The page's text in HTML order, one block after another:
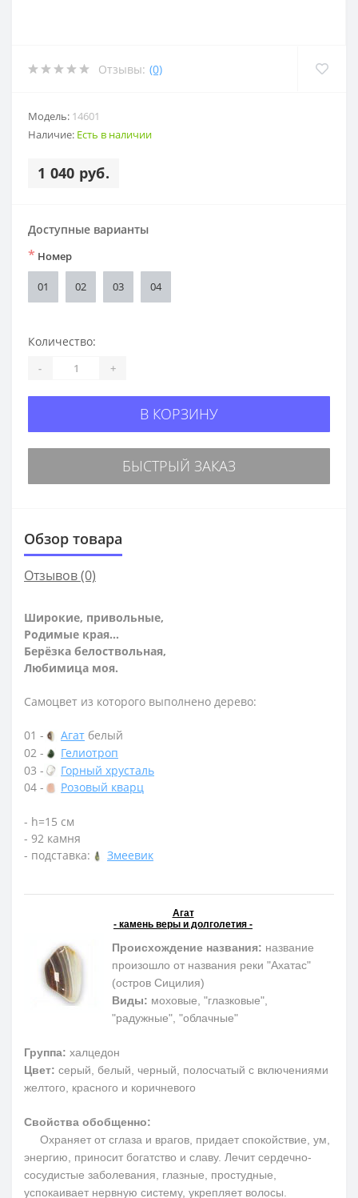
Отзывы: (0)
Модель: 14601
Наличие: Есть в наличии
1 040 руб.
Доступные варианты
* Номер
01 02 03 04
Количество:
- +
В КОРЗИНУ
БЫСТРЫЙ ЗАКАЗ
Обзор товара
Отзывов (0)
Широкие, привольные,
Родимые края…
Берёзка белоствольная,
Любимица моя.
Самоцвет из которого выполнено дерево:
01 - Агат белый
02 -
Гелиотроп
03 -
Горный хрусталь
04 -
Розовый кварц
- h=15 см
- 92 камня
- подставка:
Змеевик
Агат
- камень веры и долголетия -
Происхождение названия: название
произошло от названия реки "Ахатас"
(остров Сицилия)
Виды: моховые, "глазковые",
"радужные", "облачные"
Группа: халцедон
Цвет: серый, белый, черный, полосчатый с включениями
желтого, красного и коричневого
Свойства обобщенно:
Охраняет от сглаза и врагов, придает спокойствие, ум,
энергию, приносит богатство и славу. Лечит сердечно-
сосудистые заболевания, глазные, простудные,
успокаивает нервную систему, укрепляет волосы.